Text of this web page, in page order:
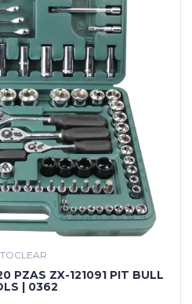
PZAS ZX-121091 PIT BULL
| 0362